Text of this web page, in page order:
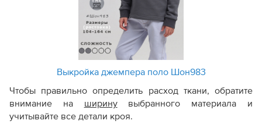
Выкройка джемпера поло Шон983
Чтобы правильно определить расход ткани, обратите
внимание на ширинувыбранного материала и
учитывайте все детали кроя.